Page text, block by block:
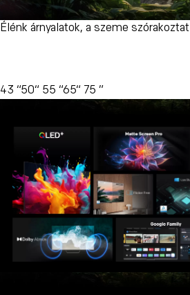
Élénk árnyalatok, a szeme szórakoztat
43 “50“ 55 “65“ 75 ”